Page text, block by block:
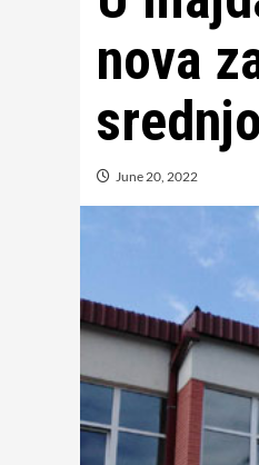
nova
June 20, 2022